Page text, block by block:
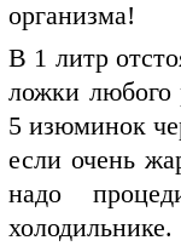
организма!
В 1 литр
ложки любого
5 изюминок
если очень
надо